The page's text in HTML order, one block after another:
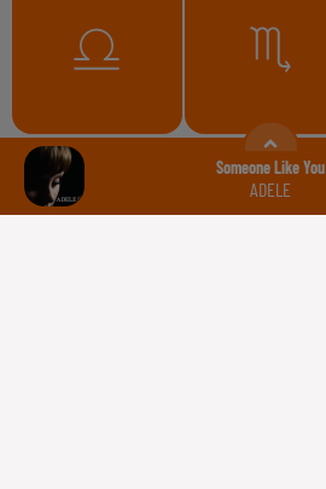
Someone Like You
ADELE
Balance Scorpion